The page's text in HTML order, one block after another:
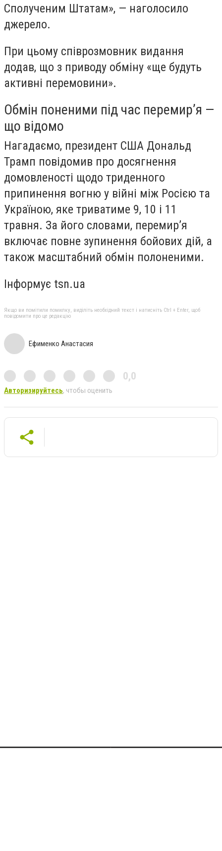
Сполученим Штатам», — наголосило
джерело.
При цьому співрозмовник видання
додав, що з приводу обміну «ще будуть
активні перемовини».
Обмін поненими під час перемир’я —
що відомо
Нагадаємо, президент США Дональд
Трамп повідомив про досягнення
домовленості щодо триденного
припинення вогню у війні між Росією та
Україною, яке триватиме 9, 10 і 11
травня. За його словами, перемир’я
включає повне зупинення бойових дій, а
також масштабний обмін полоненими.
Інформує tsn.ua
Якщо ви помітили помилку, виділіть необхідний текст і натисніть Ctrl + Enter, щоб
повідомити про це редакцію
Ефименко Анастасия
0,0
Авторизируйтесь, чтобы оценить